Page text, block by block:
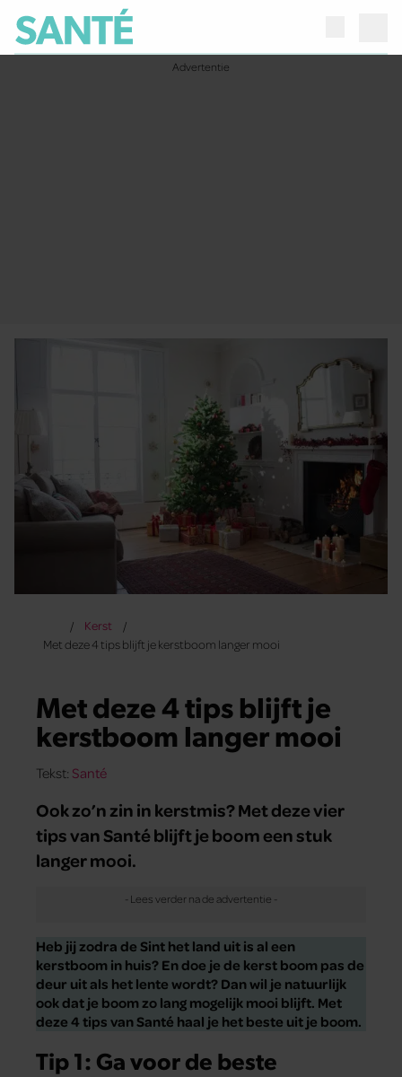
Kerst
Met deze 4 tips blijft je kerstboom langer mooi
Met deze 4 tips blijft je
kerstboom langer mooi
Tekst: Santé
Ook zo’n zin in kerstmis? Met deze vier
tips van Santé blijft je boom een stuk
langer mooi.
Heb jij zodra de Sint het land uit is al een
kerstboom in huis? En doe je de kerst boom pas de
deur uit als het lente wordt? Dan wil je natuurlijk
ook dat je boom zo lang mogelijk mooi blijft. Met
deze 4 tips van Santé haal je het beste uit je boom.
Tip 1: Ga voor de beste